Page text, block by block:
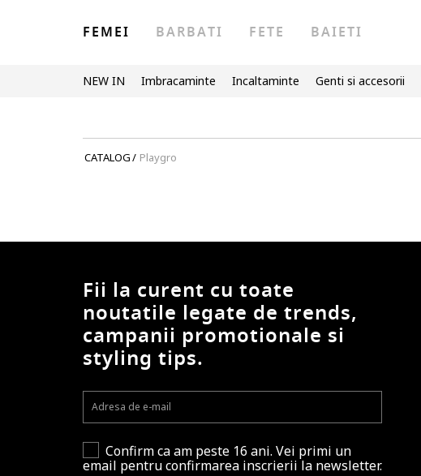
FEMEI BARBATI FETE BAIETI
NEW IN Imbracaminte Incaltaminte Genti si accesorii
CATALOG/ Playgro
Fii la curent cu toate
noutatile legate de trends,
campanii promotionale si
styling tips.
Confirm ca am peste 16 ani. Vei primi un
email pentru confirmarea inscrierii la newsletter.